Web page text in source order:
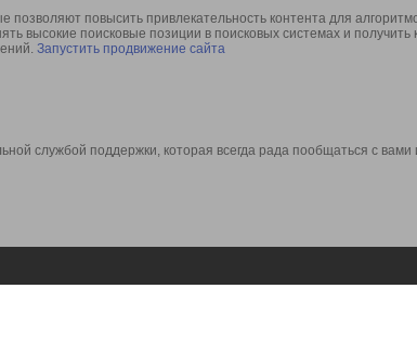
повысить привлекательность контента для
высокие поисковые позиции в поисковых системах и
Запустить продвижение сайта
службой поддержки, которая всегда рада пообщаться с